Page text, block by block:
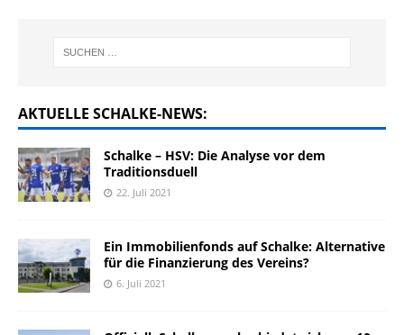
AKTUELLE SCHALKE-NEWS:
Schalke – HSV: Die Analyse vor dem
Traditionsduell
22. Juli 2021
Ein Immobilienfonds auf Schalke: Alternative
für die Finanzierung des Vereins?
6. Juli 2021